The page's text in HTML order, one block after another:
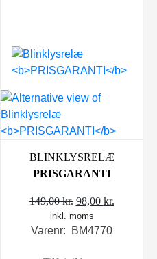
BLINKLYSRELÆ
PRISGARANTI
149,00kr. Den
oprindelige
pris
98,00 kr.
inkl. moms
Varenr: BM4770